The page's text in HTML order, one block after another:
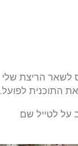
לשאר הריצת שלי
התוכנית לפועל.
על לטייל שם